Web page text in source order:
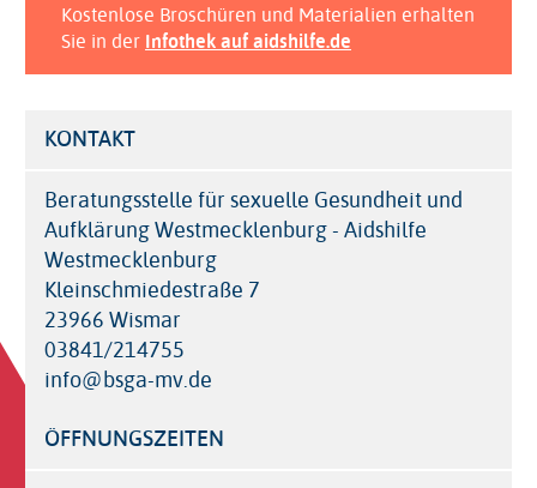
Kostenlose Broschüren und Materialien erhalten
Sie in der Infothek auf aidshilfe.de
KONTAKT
Beratungsstelle für sexuelle Gesundheit und
Aufklärung Westmecklenburg - Aidshilfe
Westmecklenburg
Kleinschmiedestraße 7
23966 Wismar
03841/214755
info@bsga-mv.de
ÖFFNUNGSZEITEN